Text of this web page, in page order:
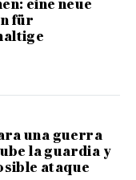
eine neue
für
una guerra
la guardia y
ataque